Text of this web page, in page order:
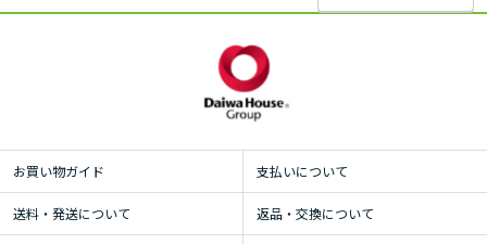
お買い物ガイド 支払いについて
送料・発送について 返品・交換について